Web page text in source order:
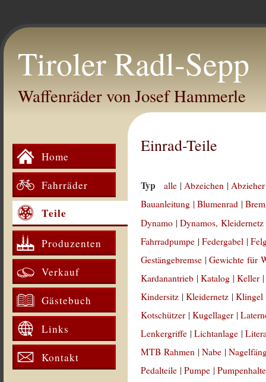
Tiroler Radl-Sepp
Waffenräder von Josef Hammerle
Home
Fahrräder
Teile
Produzenten
Verkauf
Gästebuch
Links
Kontakt
Einrad-Teile
Typ alle |Abzeichen |
Bauanleitung |Blumenrad |
Dynamo |Dynamos, Kleidernetz
Fahrradpumpe |Federgabel |
Gestängebremse |Gewichte für
Kardanantrieb |Katalog |Keller
Kindersitz |Kleidernetz |Klingel
Kotschützer |Kugellager |
Lenkergriffe |Lichtanlage |
MTB Rahmen |Nabe |
Pedalteile |Pumpe |